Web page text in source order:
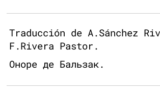
Traducción de A.Sánchez
F.Rivera Pastor.
Оноре де Бальзак.